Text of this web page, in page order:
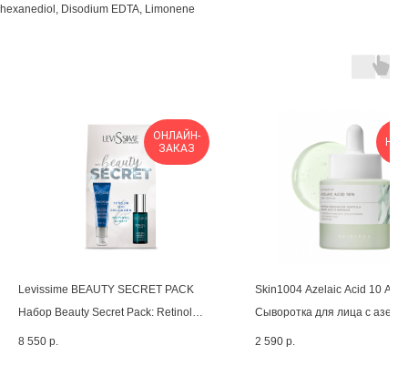
hexanediol, Disodium EDTA, Limonene
ОНЛАЙН-
ЗАКАЗ
Levissime BEAUTY SECRET PACK
Набор Beauty Secret Pack: Retinol
50 мл
8 550 р.
Skin1004 Azelaic Acid 10
Сыворотка для лица с
2 590 р.